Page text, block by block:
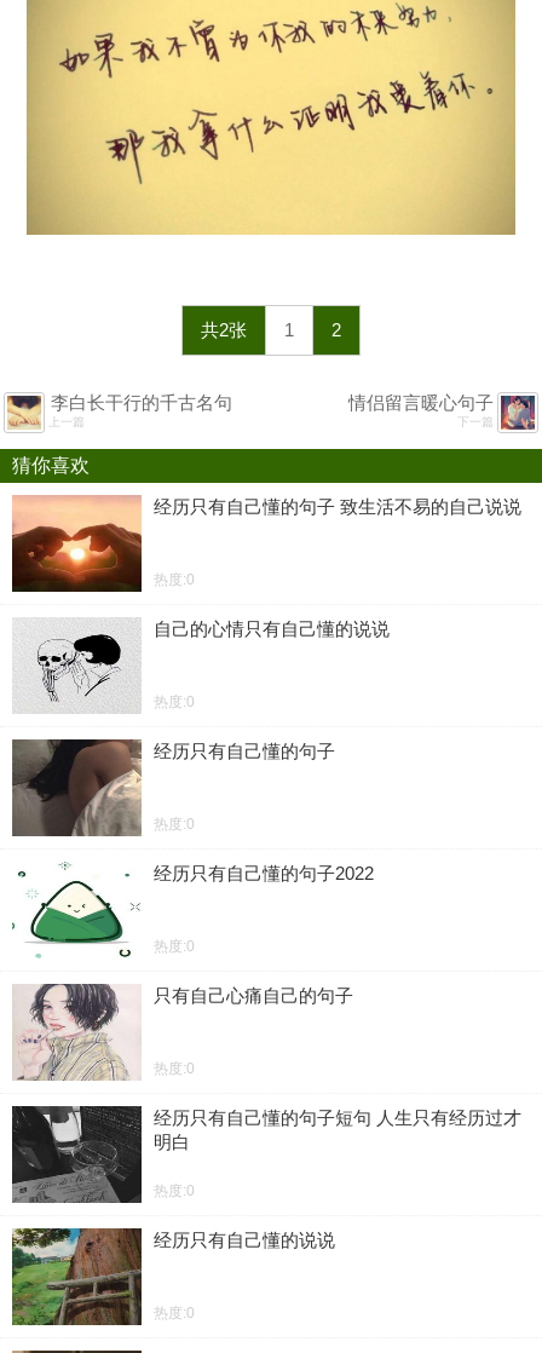
共2张 1 2
李白长干行的千古名句
上一篇
情侣留言暖心句子
下一篇
猜你喜欢
经历只有自己懂的句子 致生活不易的自己说说
热度:0
自己的心情只有自己懂的说说
热度:0
经历只有自己懂的句子
热度:0
经历只有自己懂的句子2022
热度:0
只有自己心痛自己的句子
热度:0
经历只有自己懂的句子短句 人生只有经历过才
明白
热度:0
经历只有自己懂的说说
热度:0